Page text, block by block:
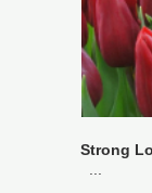
Strong